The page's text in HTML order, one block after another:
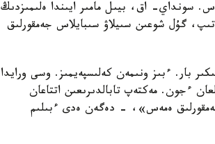
سونداي- اق، بيىل مامىر ايىندا ەلىمىزدىڭ
گۇل شوعىن سىيلاۋ سىبايلاس جەمقورلىق
بار. ءبىز ونىمەن كەلىسپەيمىز. وسى ورايدا
ءجون. مەكتەپ تابالدىرىعىن اتتاعان
ەمەس»، - دەگەن ەدى ءبىلىم